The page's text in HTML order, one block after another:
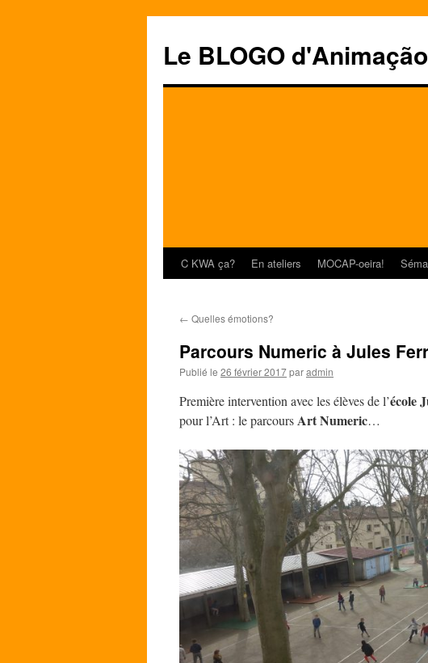
Le BLOGO d'Animação
Aller
contenu
C KWA ça? En ateliers MOCAP-oeira!
← Quelles émotions?
Parcours Numeric à Jules
Publié le 26 février 2017paradmin
Première intervention avec les élèves de l’école
pour l’Art : le parcoursArt Numeric…